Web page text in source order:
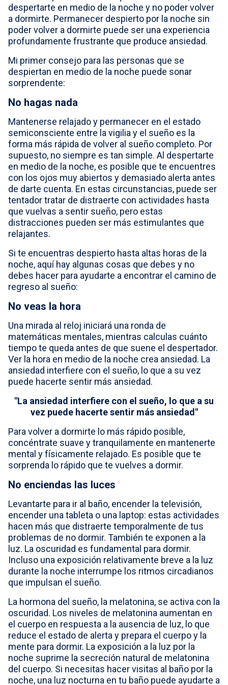
Select country
despertarte en medio de la noche y no poder volver
a dormirte. Permanecer despierto por la noche sin
poder volver a dormirte puede ser una experiencia
profundamente frustrante que produce ansiedad.
Mi primer consejo para las personas que se
despiertan en medio de la noche puede sonar
sorprendente:
No hagas nada
Mantenerse relajado y permanecer en el estado
semiconsciente entre la vigilia y el sueño es la
forma más rápida de volver al sueño completo. Por
supuesto, no siempre es tan simple. Al despertarte
en medio de la noche, es posible que te encuentres
con los ojos muy abiertos y demasiado alerta antes
de darte cuenta. En estas circunstancias, puede ser
tentador tratar de distraerte con actividades hasta
que vuelvas a sentir sueño, pero estas
distracciones pueden ser más estimulantes que
relajantes.
Si te encuentras despierto hasta altas horas de la
noche, aquí hay algunas cosas que debes y no
debes hacer para ayudarte a encontrar el camino de
regreso al sueño:
No veas la hora
Una mirada al reloj iniciará una ronda de
matemáticas mentales, mientras calculas cuánto
tiempo te queda antes de que suene el despertador.
Ver la hora en medio de la noche crea ansiedad. La
ansiedad interfiere con el sueño, lo que a su vez
puede hacerte sentir más ansiedad.
"La ansiedad interfiere con el sueño, lo que a su
vez puede hacerte sentir más ansiedad"
Para volver a dormirte lo más rápido posible,
concéntrate suave y tranquilamente en mantenerte
mental y físicamente relajado. Es posible que te
sorprenda lo rápido que te vuelves a dormir.
No enciendas las luces
Levantarte para ir al baño, encender la televisión,
encender una tableta o una laptop: estas actividades
hacen más que distraerte temporalmente de tus
problemas de no dormir. También te exponen a la
luz. La oscuridad es fundamental para dormir.
Incluso una exposición relativamente breve a la luz
durante la noche interrumpe los ritmos circadianos
que impulsan el sueño.
La hormona del sueño, la melatonina, se activa con la
oscuridad. Los niveles de melatonina aumentan en
el cuerpo en respuesta a la ausencia de luz, lo que
reduce el estado de alerta y prepara el cuerpo y la
mente para dormir. La exposición a la luz por la
noche suprime la secreción natural de melatonina
del cuerpo. Si necesitas hacer visitas al baño por la
noche, una luz nocturna en tu baño puede ayudarte a